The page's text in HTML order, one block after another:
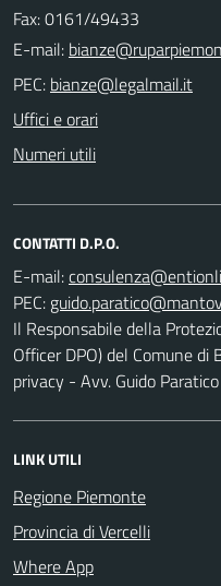
Fax: 0161/49433
E-mail:
PEC:
Uffici e orari
Numeri utili
CONTATTI D.P.O.
E-mail:
PEC:
Il Responsabile della
Officer DPO) del Comune
privacy - Avv. Guido Paratico
LINK UTILI
Regione Piemonte
Provincia di Vercelli
Where App